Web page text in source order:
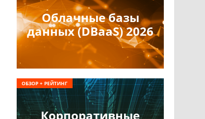
Облачные базы
данных (DBaaS) 2026
Корпоративные
ОБЗОР + РЕЙТИНГ